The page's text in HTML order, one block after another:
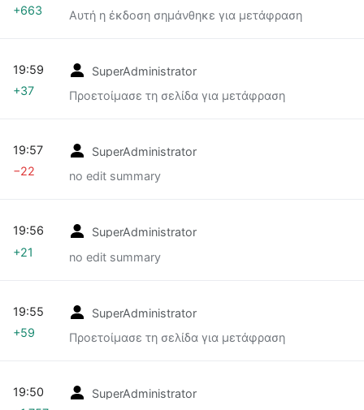
Αυτή η έκδοση σημάνθηκε για μετάφραση
+663
SuperAdministrator
Προετοίμασε τη σελίδα για μετάφραση
19:59
+37
SuperAdministrator
no edit summary
19:57
−22
SuperAdministrator
no edit summary
19:56
+21
SuperAdministrator
Προετοίμασε τη σελίδα για μετάφραση
19:55
+59
SuperAdministrator
19:50